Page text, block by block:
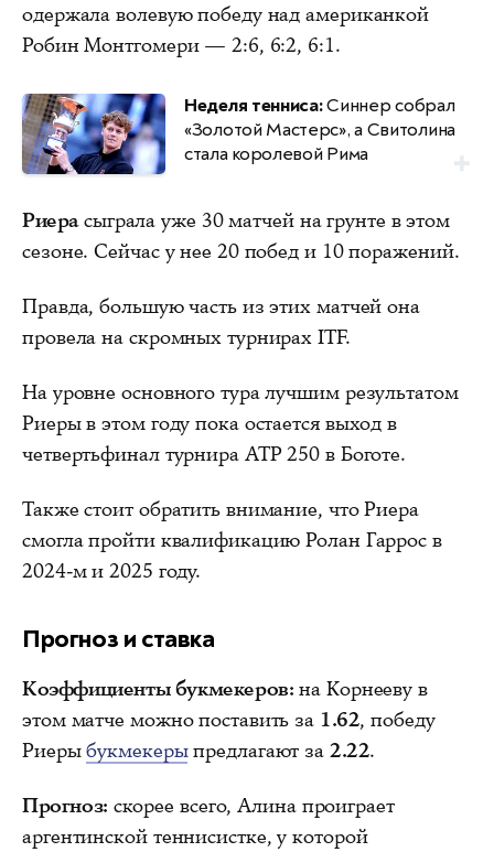
одержала волевую победу над американкой
Робин Монтгомери — 2:6, 6:2, 6:1.
Неделя тенниса:Синнер собрал
«Золотой Мастерс», а Свитолина
стала королевой Рима
Риерасыграла уже 30 матчей на грунте в этом
сезоне. Сейчас у нее 20 побед и 10 поражений.
Правда, большую часть из этих матчей она
провела на скромных турнирах ITF.
На уровне основного тура лучшим результатом
Риеры в этом году пока остается выход в
четвертьфинал турнира ATP 250 в Боготе.
Также стоит обратить внимание, что Риера
смогла пройти квалификацию Ролан Гаррос в
2024-м и 2025 году.
Прогноз и ставка
Коэффициенты букмекеров: на Корнееву в
этом матче можно поставить за 1.62, победу
Риерыбукмекерыпредлагают за 2.22.
Прогноз: скорее всего, Алина проиграет
аргентинской теннисистке, у которой